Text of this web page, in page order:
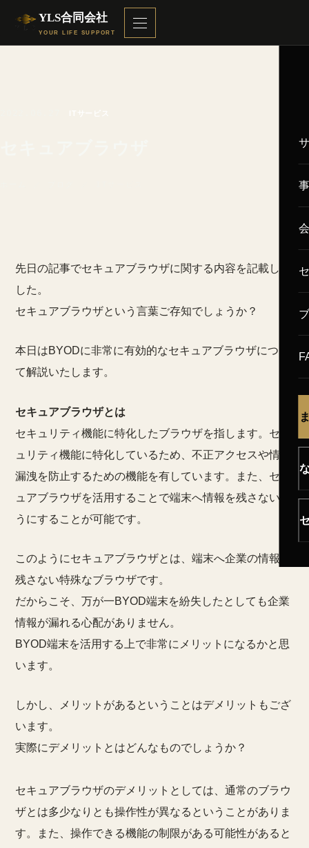
YLS合同会社
YOUR LIFE SUPPORT
先日の記事でセキュアブラウザに関する内容を記載しま
した。
セキュアブラウザという言葉ご存知でしょうか？
本日はBYODに非常に有効的なセキュアブラウザについ
て解説いたします。
セキュアブラウザとは
セキュリティ機能に特化したブラウザを指します。セキ
ュリティ機能に特化しているため、不正アクセスや情報
漏洩を防止するための機能を有しています。また、セキ
ュアブラウザを活用することで端末へ情報を残さないよ
うにすることが可能です。
このようにセキュアブラウザとは、端末へ企業の情報を
残さない特殊なブラウザです。
だからこそ、万が一BYOD端末を紛失したとしても企業
情報が漏れる心配がありません。
BYOD端末を活用する上で非常にメリットになるかと思
います。
しかし、メリットがあるということはデメリットもござ
います。
実際にデメリットとはどんなものでしょうか？
セキュアブラウザのデメリットとしては、通常のブラウ
ザとは多少なりとも操作性が異なるということがありま
す。また、操作できる機能の制限がある可能性があると